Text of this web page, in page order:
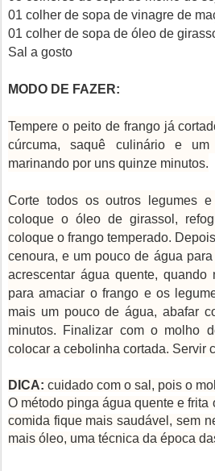
01 colher de sopa de vinagre de
01 colher de sopa de óleo de
Sal a gosto
MODO DE FAZER:
Tempere o peito de frango já
cúrcuma, saquê culinário e
marinando por uns quinze minutos.
Corte todos os outros legumes
coloque o óleo de girassol,
coloque o frango temperado.
cenoura, e um pouco de água
acrescentar água quente, quando
para amaciar o frango e os
mais um pouco de água, abafar
minutos. Finalizar com o molho
colocar a cebolinha cortada. Servir
DICA: cuidado com o sal, pois o
O método pinga água quente e frita
comida fique mais saudável, sem
mais óleo, uma técnica da época